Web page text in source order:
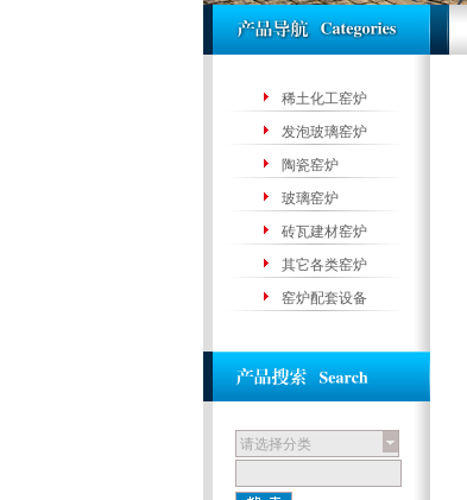
请选择分类
稀土化工窑炉
发泡玻璃窑炉
陶瓷窑炉
玻璃窑炉
砖瓦建材窑炉
其它各类窑炉
窑炉配套设备